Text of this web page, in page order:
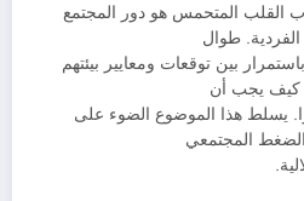
القلب المتحمس هو دور المجتمع
طوال
بين توقعات ومعايير بيئتهم
كيف يجب أن
يسلط هذا الموضوع الضوء على
المجتمعي